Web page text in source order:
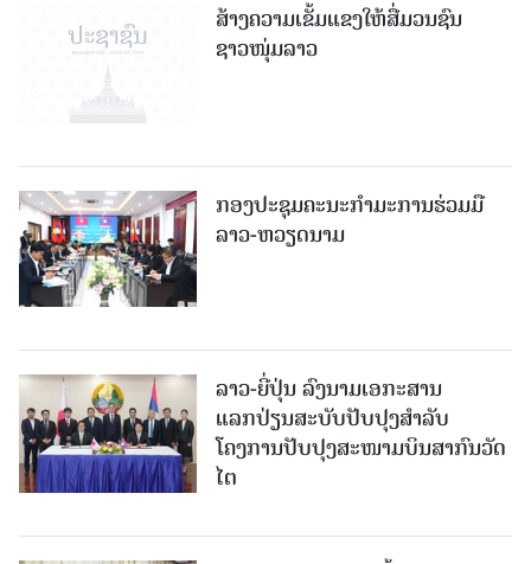
ສ້າງຄວາມເຂັ້ມແຂງໃຫ້ສື່ມວນຊົນ
ຊາວໜຸ່ມລາວ
ກອງປະຊຸມຄະນະກຳມະການຮ່ວມມື
ລາວ-ຫວຽດນາມ
ລາວ-ຍີ່ປຸ່ນ ລົງນາມເອກະສານ
ແລກປ່ຽນສະບັບປັບປຸງສໍາລັບ
ໂຄງການປັບປຸງສະໜາມບິນສາກົນວັດ
ໄຕ